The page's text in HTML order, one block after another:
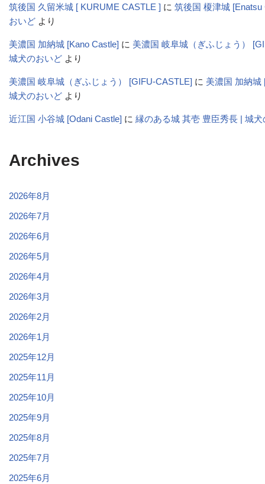
筑後国 久留米城 [ KURUME CASTLE ] に 筑後国 榎津城 [Enatsu
おいど より
美濃国 加納城 [Kano Castle] に 美濃国 岐阜城（ぎふじょう）
城犬のおいど より
美濃国 岐阜城（ぎふじょう） [GIFU-CASTLE] に 美濃国 加納城
城犬のおいど より
近江国 小谷城 [Odani Castle] に 縁のある城 其壱 豊臣秀長 | 城
Archives
2026年8月
2026年7月
2026年6月
2026年5月
2026年4月
2026年3月
2026年2月
2026年1月
2025年12月
2025年11月
2025年10月
2025年9月
2025年8月
2025年7月
2025年6月